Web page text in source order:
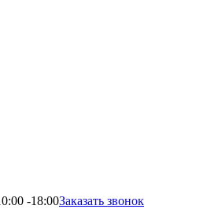
-18:00Заказать звонок